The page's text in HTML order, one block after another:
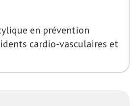
en prévention
cardio-vasculaires et